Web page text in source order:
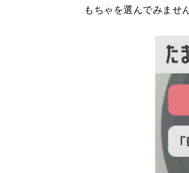
もちゃを選んでみませ